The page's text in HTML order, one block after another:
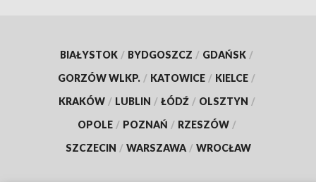
BIAŁYSTOK / BYDGOSZCZ / GDAŃSK /
GORZÓW WLKP. / KATOWICE / KIELCE /
KRAKÓW / LUBLIN / ŁÓDŹ / OLSZTYN /
OPOLE / POZNAŃ / RZESZÓW /
SZCZECIN / WARSZAWA / WROCŁAW